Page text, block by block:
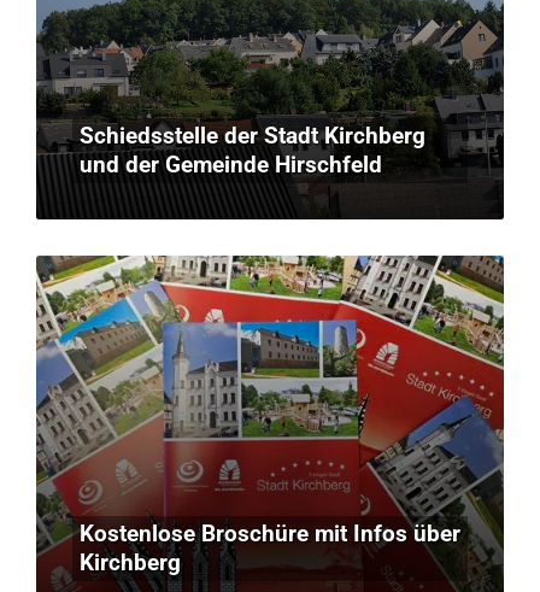
Schiedsstelle der Stadt Kirchberg
und der Gemeinde Hirschfeld
Kostenlose Broschüre mit Infos über
Kirchberg